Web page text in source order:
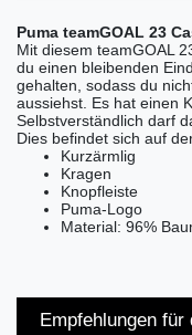
Puma teamGOAL 23
Mit diesem teamGOAL
du einen bleibenden
gehalten, sodass du
aussiehst. Es hat einen
Selbstverständlich darf
Dies befindet sich auf
Kurzärmlig
Kragen
Knopfleiste
Puma-Logo
Material: 96%
Empfehlungen für